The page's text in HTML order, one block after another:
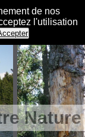
de nos
l'utilisation